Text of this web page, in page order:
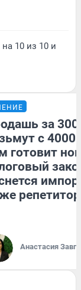
10 из 10 и
за
с
готовит
Анастасия